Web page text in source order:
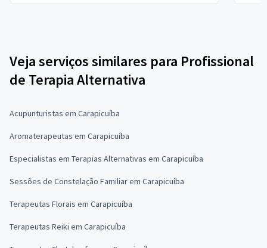
Veja serviços similares para Profissional
de Terapia Alternativa
Acupunturistas em Carapicuíba
Aromaterapeutas em Carapicuíba
Especialistas em Terapias Alternativas em Carapicuíba
Sessões de Constelação Familiar em Carapicuíba
Terapeutas Florais em Carapicuíba
Terapeutas Reiki em Carapicuíba